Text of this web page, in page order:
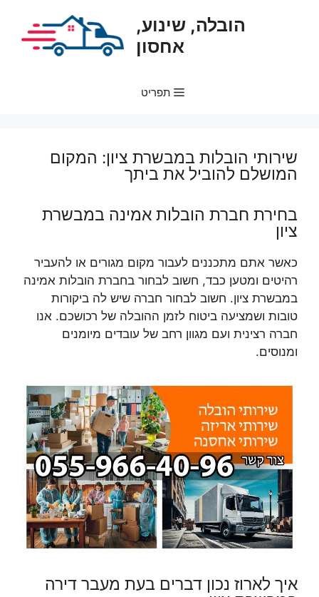
הובלה, שינוע,
אחסון
תפריט
שירותי הובלות במבשרת ציון: המקום
המושלם להוביל את ביתך
בחירת חברת הובלות אמינה במבשרת
ציון
כאשר אתם מתכננים לעבור מקום מגורים או להעביר
רהיטים ומטען כבד, חשוב לבחור בחברת הובלות אמינה
במבשרת ציון. חשוב לבחור חברה שיש לה ביקורות
טובות ושמציעה ביטוח לזמן ההובלה של רכושכם. אנו
חברה רצינית ועם מגוון רחב של עובדים מיומנים
ומנוסים.
איך לארוז נכון דברים בעת מעבר דירה